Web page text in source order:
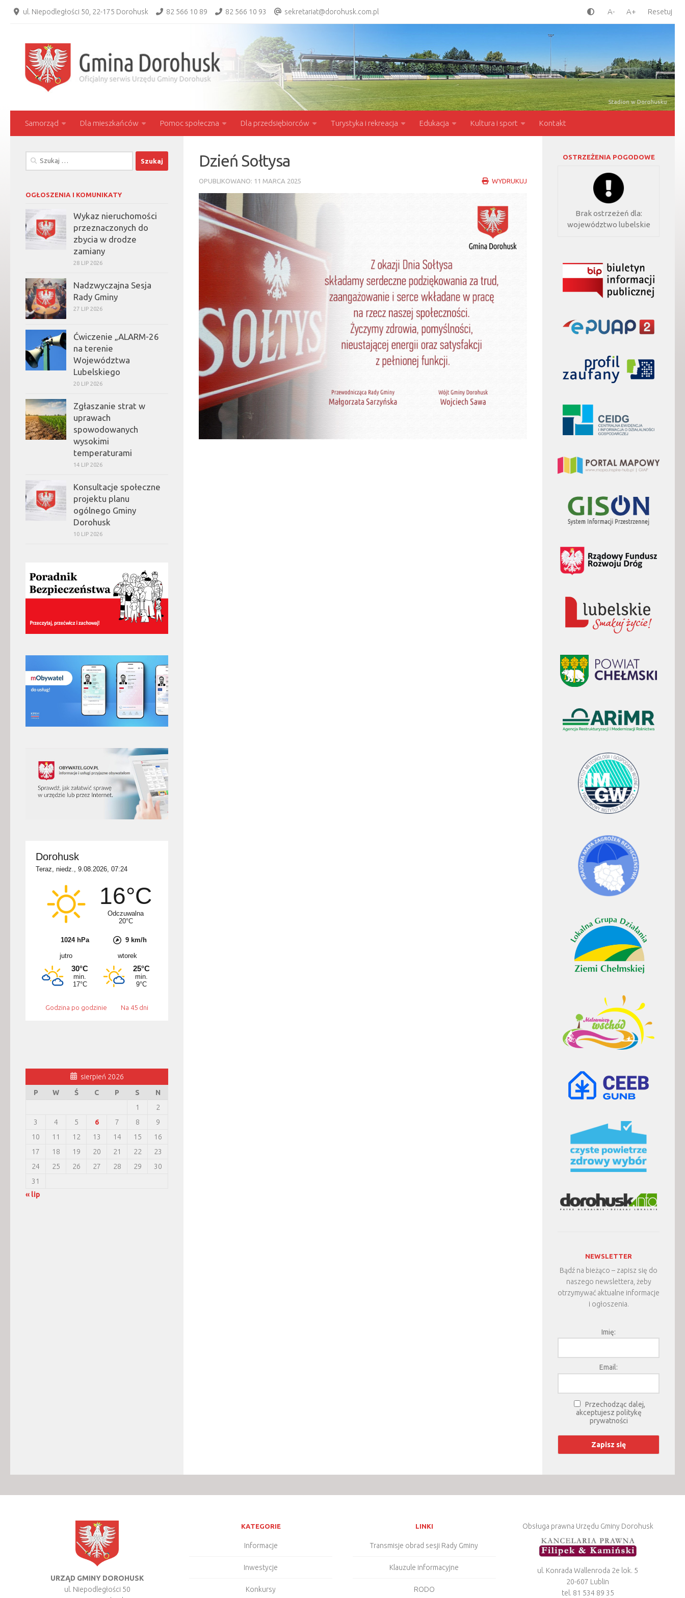
Skip to content
ul. Niepodległości 50, 22-175 Dorohusk 82 566 10 89 82 566 10 93 sekretariat@dorohusk.com.pl A- A+ Resetuj
Samorząd Dla mieszkańców Pomoc społeczna Dla przedsiębiorców Turystyka i rekreacja Edukacja Kultura i sport Kontakt
Dzień Sołtysa
OPUBLIKOWANO: 11 MARCA 2025 WYDRUKUJ
Szukaj:
OGŁOSZENIA I KOMUNIKATY
Wykaz nieruchomości
przeznaczonych do
zbycia w drodze
zamiany
28 LIP 2026
Nadzwyczajna Sesja
Rady Gminy
27 LIP 2026
Ćwiczenie „ALARM-26
na terenie
Województwa
Lubelskiego
20 LIP 2026
Zgłaszanie strat w
uprawach
spowodowanych
wysokimi
temperaturami
14 LIP 2026
Konsultacje społeczne
projektu planu
ogólnego Gminy
Dorohusk
10 LIP 2026
Godzina po godzinie Na 45 dni
sierpień 2026
P
W Ś C P S
N
1
2
3
4 5 6 7 8
9
10
11 12 13 14 15
16
17
18 19 20 21 22
23
24
25 26 27 28 29
30
31
« lip
OSTRZEŻENIA POGODOWE
Brak ostrzeżeń dla:
województwo lubelskie
NEWSLETTER
Bądź na bieżąco – zapisz się do
naszego newslettera, żeby
otrzymywać aktualne informacje
i ogłoszenia.
Imię:
Email:
Przechodząc dalej,
akceptujesz politykę
prywatności
URZĄD GMINY DOROHUSK
ul. Niepodległości 50
KATEGORIE
Informacje
Inwestycje
Konkursy
LINKI
Transmisje obrad sesji Rady Gminy
Klauzule informacyjne
RODO
Obsługa prawna Urzędu Gminy Dorohusk
ul. Konrada Wallenroda 2e lok. 5
20-607 Lublin
tel. 81 534 89 35